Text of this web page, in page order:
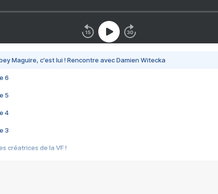
Maguire, c'est lui ! Rencontre avec Damien Witecka
6
5
4
3
créatrices de la VF !